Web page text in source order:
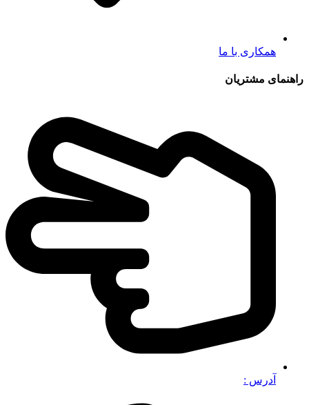
همکاری با ما
راهنمای مشتریان
آدرس :